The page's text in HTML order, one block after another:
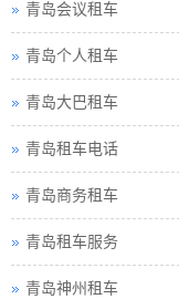
青岛会议租车
青岛个人租车
青岛大巴租车
青岛租车电话
青岛商务租车
青岛租车服务
青岛神州租车